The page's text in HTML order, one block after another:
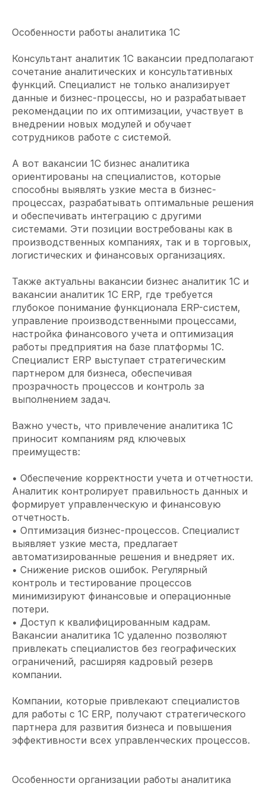
Особенности работы аналитика 1С
Консультант аналитик 1С вакансии предполагают
сочетание аналитических и консультативных
функций. Специалист не только анализирует
данные и бизнес-процессы, но и разрабатывает
рекомендации по их оптимизации, участвует в
внедрении новых модулей и обучает
сотрудников работе с системой.
А вот вакансии 1С бизнес аналитика
ориентированы на специалистов, которые
способны выявлять узкие места в бизнес-
процессах, разрабатывать оптимальные решения
и обеспечивать интеграцию с другими
системами. Эти позиции востребованы как в
производственных компаниях, так и в торговых,
логистических и финансовых организациях.
Также актуальны вакансии бизнес аналитик 1С и
вакансии аналитик 1С ERP, где требуется
глубокое понимание функционала ERP-систем,
управление производственными процессами,
настройка финансового учета и оптимизация
работы предприятия на базе платформы 1С.
Специалист ERP выступает стратегическим
партнером для бизнеса, обеспечивая
прозрачность процессов и контроль за
выполнением задач.
Важно учесть, что привлечение аналитика 1С
приносит компаниям ряд ключевых
преимуществ:
• Обеспечение корректности учета и отчетности.
Аналитик контролирует правильность данных и
формирует управленческую и финансовую
отчетность.
• Оптимизация бизнес-процессов. Специалист
выявляет узкие места, предлагает
автоматизированные решения и внедряет их.
• Снижение рисков ошибок. Регулярный
контроль и тестирование процессов
минимизируют финансовые и операционные
потери.
• Доступ к квалифицированным кадрам.
Вакансии аналитика 1С удаленно позволяют
привлекать специалистов без географических
ограничений, расширяя кадровый резерв
компании.
Компании, которые привлекают специалистов
для работы с 1С ERP, получают стратегического
партнера для развития бизнеса и повышения
эффективности всех управленческих процессов.
Особенности организации работы аналитика